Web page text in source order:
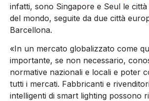
infatti, sono Singapore e Seul le
del mondo, seguite da due città
Barcellona.
«In un mercato globalizzato come
importante, se non necessario,
normative nazionali e locali e poter
tutti i mercati. Fabbricanti e
intelligenti di smart lighting possono